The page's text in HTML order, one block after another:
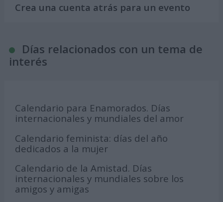
Crea una cuenta atrás para un evento
Días relacionados con un tema de
interés
Calendario para Enamorados. Días
internacionales y mundiales del amor
Calendario feminista: días del año
dedicados a la mujer
Calendario de la Amistad. Días
internacionales y mundiales sobre los
amigos y amigas